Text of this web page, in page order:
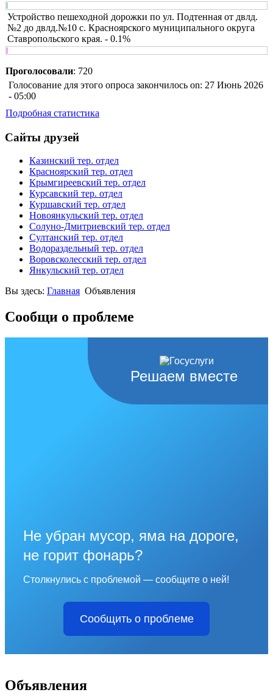
Устройство пешеходной дорожки по ул. Подтенная от двлд.
№2 до двлд.№10 с. Красноярского муниципального округа
Ставропольского края. - 0.1%
Проголосовали: 720
Голосование для этого опроса закончилось on: 27 Июнь 2026
- 05:00
Подробная статистика
Сайты друзей
Казинский тер. отдел
Красноярский тер. отдел
Крымгиреевский тер. отдел
Курсавский тер. отдел
Куршавский тер. отдел
Новоянкульский тер. отдел
Солуно-Дмитриевский тер. отдел
Султанский тер. отдел
Водораздельный тер. отдел
Воровсколесский тер. отдел
Янкульский тер. отдел
Вы здесь: Главная Объявления
Сообщи о проблеме
Решаем вместе
Не убран мусор, яма на дороге,
не горит фонарь?
Столкнулись с проблемой — сообщите о ней!
Сообщить о проблеме
Объявления